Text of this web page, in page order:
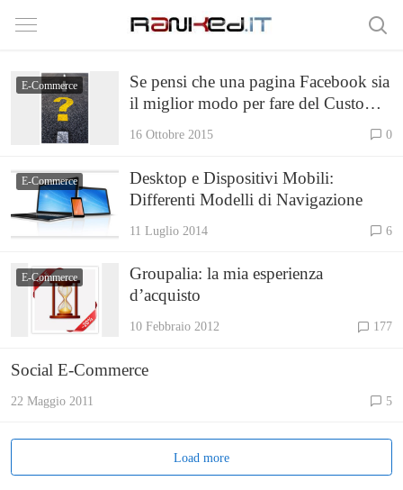
E-Commerce
Se pensi che una pagina Facebook sia
il miglior modo per fare del Customer
16 Ottobre 2015 0
E-Commerce
Desktop e Dispositivi Mobili:
Differenti Modelli di Navigazione
11 Luglio 2014 6
E-Commerce
Groupalia: la mia esperienza
d’acquisto
10 Febbraio 2012 177
Social E-Commerce
22 Maggio 2011 5
Load more